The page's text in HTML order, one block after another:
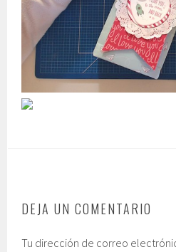
DEJA UN COMENTARIO
Tu dirección de correo